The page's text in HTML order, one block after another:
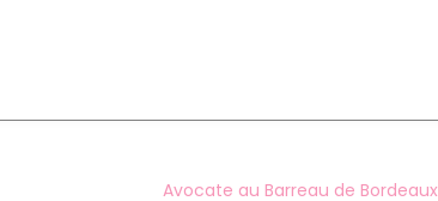
Avocate au Barreau de Bordeaux